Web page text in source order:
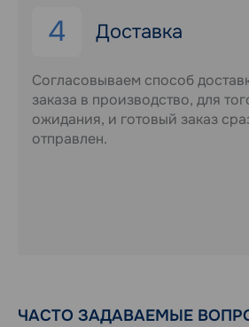
4 Доставка
Согласовываем способ
заказа в производство, для
ожидания, и готовый заказ
отправлен.
ЧАСТО ЗАДАВАЕМЫЕ